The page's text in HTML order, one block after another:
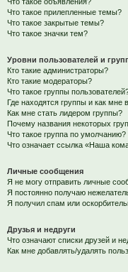
Что такое прилепленные темы?
Что такое закрытые темы?
Что такое значки тем?
Уровни пользователей и
Кто такие администраторы?
Кто такие модераторы?
Что такое группы
Где находятся группы и как мне
Как мне стать лидером группы?
Почему названия некоторых
Что такое группа по умолчанию?
Что означает ссылка «Наша
Личные сообщения
Я не могу отправить личные
Я постоянно получаю
Я получил спам или
Друзья и недруги
Что означают списки друзей и
Как мне добавлять/удалять